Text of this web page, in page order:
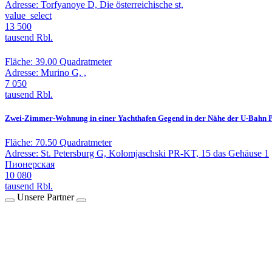
Adresse: Torfyanoye D, Die österreichische st,
value_select
13 500
tausend Rbl.
Fläche: 39.00 Quadratmeter
Adresse: Murino G, ,
7 050
tausend Rbl.
Zwei-Zimmer-Wohnung in einer Yachthafen Gegend in der Nähe der U-Bahn
Fläche: 70.50 Quadratmeter
Adresse: St. Petersburg G, Kolomjaschski PR-KT, 15 das Gehäuse 1
Пионерская
10 080
tausend Rbl.
Unsere Partner